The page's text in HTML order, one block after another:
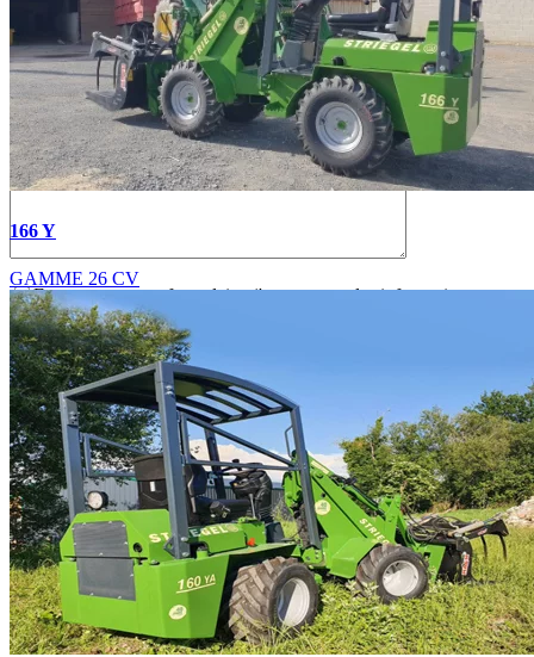
166 Y
GAMME 26 CV
En soumettant ce formulaire, j'accepte que les informations
saisies soient exploitées dans le cadre de la demande de devis et de
la relation commerciale qui peut en découler.
Pour connaître et exercer vos droits, notamment de retrait de votre
consentement à l'utilisation des données collectées par ce formulaire,
veuillez consulter notrepolitique de confidentialité.
×
×
CONTACTEZ-NOUS